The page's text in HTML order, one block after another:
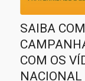
SAIBA
COM OS
NACIONAL